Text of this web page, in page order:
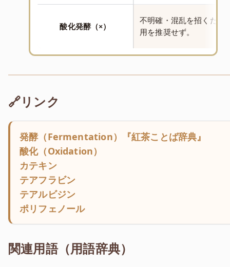
酸化発酵（×）
不明確・混乱を招くため
用を推奨せず。
🔗リンク
発酵（Fermentation）『紅茶ことば辞典』
酸化（Oxidation）
カテキン
テアフラビン
テアルビジン
ポリフェノール
関連用語（用語辞典）